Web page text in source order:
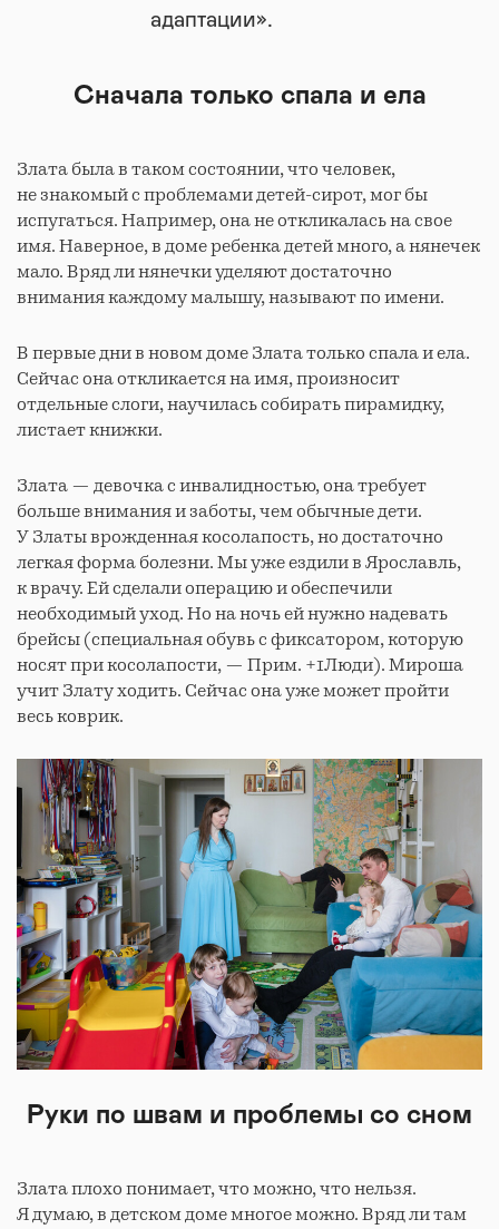
адаптации».
Сначала только спала и ела
Злата была в таком состоянии, что человек,
не знакомый с проблемами детей-сирот, мог бы
испугаться. Например, она не откликалась на свое
имя. Наверное, в доме ребенка детей много, а нянечек
мало. Вряд ли нянечки уделяют достаточно
внимания каждому малышу, называют по имени.
В первые дни в новом доме Злата только спала и ела.
Сейчас она откликается на имя, произносит
отдельные слоги, научилась собирать пирамидку,
листает книжки.
Злата — девочка с инвалидностью, она требует
больше внимания и заботы, чем обычные дети.
У Златы врожденная косолапость, но достаточно
легкая форма болезни. Мы уже ездили в Ярославль,
к врачу. Ей сделали операцию и обеспечили
необходимый уход. Но на ночь ей нужно надевать
брейсы (специальная обувь с фиксатором, которую
носят при косолапости, — Прим. +1Люди). Мироша
учит Злату ходить. Сейчас она уже может пройти
весь коврик.
Руки по швам и проблемы со сном
Злата плохо понимает, что можно, что нельзя.
Я думаю, в детском доме многое можно. Вряд ли там